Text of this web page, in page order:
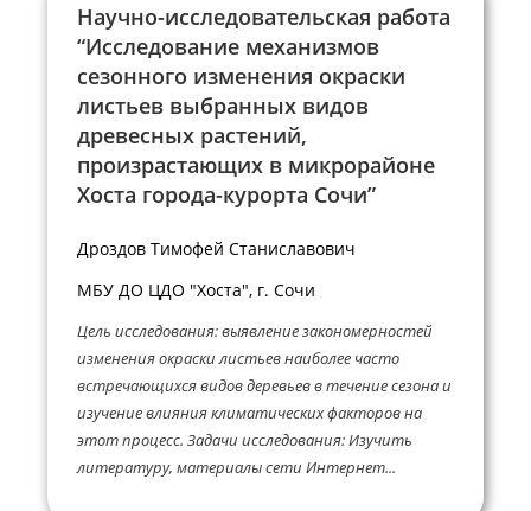
Научно-исследовательская работа
“Исследование механизмов
сезонного изменения окраски
листьев выбранных видов
древесных растений,
произрастающих в микрорайоне
Хоста города-курорта Сочи”
Дроздов Тимофей Станиславович
МБУ ДО ЦДО "Хоста", г. Сочи
Цель исследования: выявление закономерностей
изменения окраски листьев наиболее часто
встречающихся видов деревьев в течение сезона и
изучение влияния климатических факторов на
этот процесс. Задачи исследования: Изучить
литературу, материалы сети Интернет...